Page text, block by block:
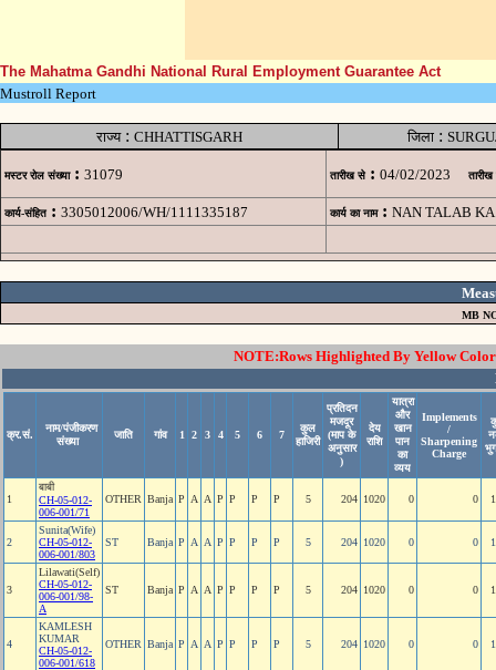
The Mahatma Gandhi National Rural Employment Guarantee Act
Mustroll Report
राज्य: CHHATTISGARH जिला :
मस्टर रोल संख्या : 31079 तारीख से : 04/02/2023 तारीख
कार्य-संहित : 3305012006/WH/1111335187 कार्य का नाम : NAN TALAB
MB
NOTE:Rows Highlighted By Yellow
क्र.सं.
नाम/पंजीकरण
संख्या
जाति गांव 1 2 3 4 5 6 7
कुल
हाजिरी
प्रतिदन
मजदूर
(माप के
अनुसार
)
देय
राशि
यात्रा
और
खान
पान
का
व्यय
Implements
/
Sharpening
Charge
1
बाबी
CH-05-012-
006-001/71
OTHER Banja P A A P P P P 5 204 1020 0 0
2
Sunita(Wife)
CH-05-012-
006-001/803
ST Banja P A A P P P P 5 204 1020 0 0
3
Lilawati(Self)
CH-05-012-
006-001/98-
A
ST Banja P A A P P P P 5 204 1020 0 0
4
KAMLESH
KUMAR
CH-05-012-
006-001/618
OTHER Banja P A A P P P P 5 204 1020 0 0